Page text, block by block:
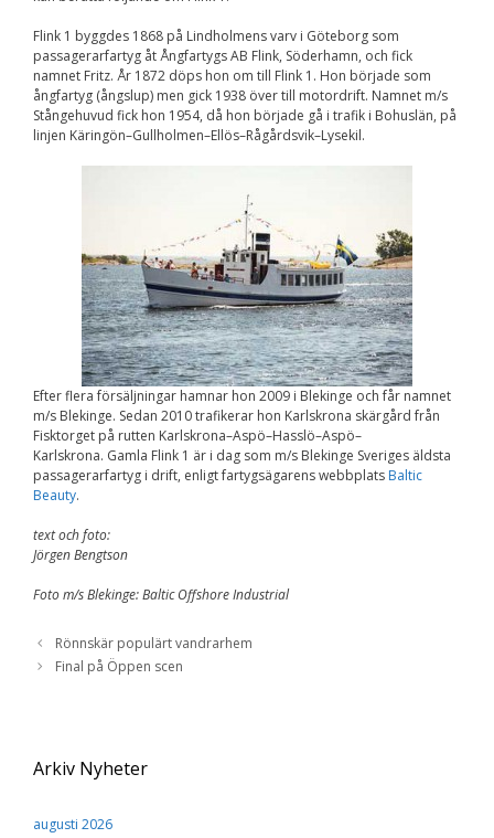
Flink 1 byggdes 1868 på Lindholmens varv i Göteborg som
passagerarfartyg åt Ångfartygs AB Flink, Söderhamn, och fick
namnet Fritz. År 1872 döps hon om till Flink 1. Hon började som
ångfartyg (ångslup) men gick 1938 över till motordrift. Namnet m/s
Stångehuvud fick hon 1954, då hon började gå i trafik i Bohuslän, på
linjen Käringön–Gullholmen–Ellös–Rågårdsvik–Lysekil.
Efter flera försäljningar hamnar hon 2009 i Blekinge och får namnet
m/s Blekinge. Sedan 2010 trafikerar hon Karlskrona skärgård från
Fisktorget på rutten Karlskrona–Aspö–Hasslö–Aspö–
Karlskrona. Gamla Flink 1 är i dag som m/s Blekinge Sveriges äldsta
passagerarfartyg i drift, enligt fartygsägarens webbplats Baltic
Beauty.
text och foto:
Jörgen Bengtson
Foto m/s Blekinge: Baltic Offshore Industrial
Rönnskär populärt vandrarhem
Final på Öppen scen
Arkiv Nyheter
augusti 2026